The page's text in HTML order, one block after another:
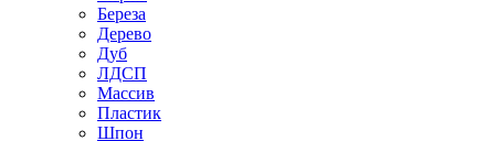
Береза
Дерево
Дуб
ЛДСП
Массив
Пластик
Шпон